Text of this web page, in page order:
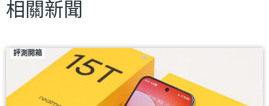
相關新聞
評測開箱